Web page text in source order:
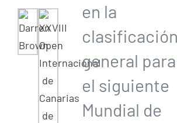
en la
clasificación
general para
el siguiente
Mundial de